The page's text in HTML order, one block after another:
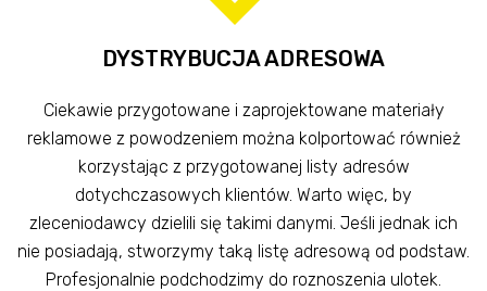
DYSTRYBUCJA ADRESOWA
Ciekawie przygotowane i zaprojektowane materiały
reklamowe z powodzeniem można kolportować również
korzystając z przygotowanej listy adresów
dotychczasowych klientów. Warto więc, by
zleceniodawcy dzielili się takimi danymi. Jeśli jednak ich
nie posiadają, stworzymy taką listę adresową od podstaw.
Profesjonalnie podchodzimy do roznoszenia ulotek.